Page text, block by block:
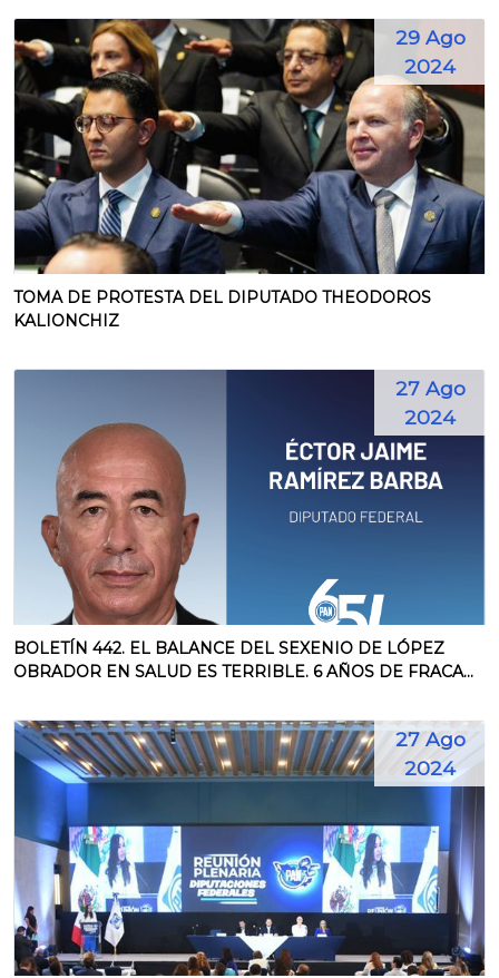
29 Ago
2024
TOMA DE PROTESTA DEL DIPUTADO THEODOROS
KALIONCHIZ
27 Ago
2024
BOLETÍN 442. EL BALANCE DEL SEXENIO DE LÓPEZ
OBRADOR EN SALUD ES TERRIBLE. 6 AÑOS DE FRACA...
27 Ago
2024